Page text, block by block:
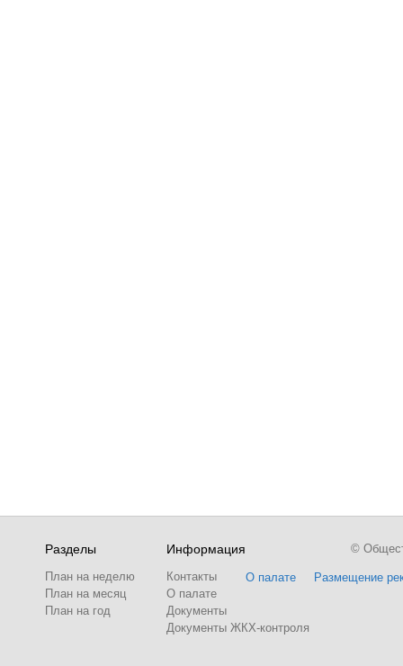
Разделы
План на неделю
План на месяц
План на год
Информация
Контакты
О палате
Документы
Документы ЖКХ-контроля
О палате Размещение
©